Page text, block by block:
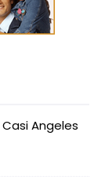
Angeles